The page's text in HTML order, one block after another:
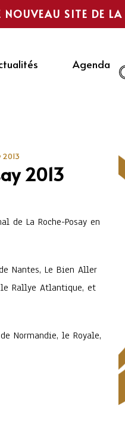
NOUVEAU SITE DE
Agenda
2013
2013
de La Roche-Posay en
Nantes, Le Bien Aller
le Rallye Atlantique, et
Normandie, le Royale,